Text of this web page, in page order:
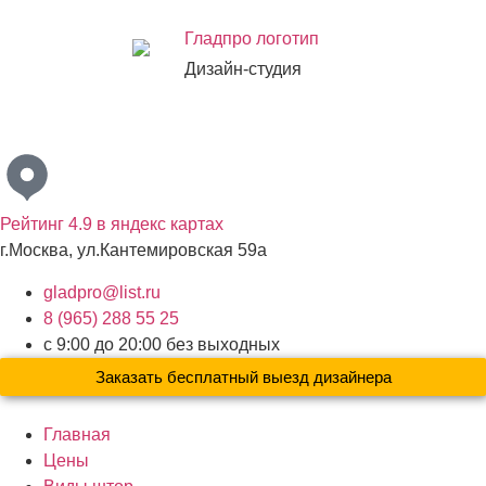
Дизайн-студия
Рейтинг 4.9 в яндекс картах
г.Москва, ул.Кантемировская 59а
gladpro@list.ru
8 (965) 288 55 25
с 9:00 до 20:00 без выходных
Заказать бесплатный выезд дизайнера
Главная
Цены